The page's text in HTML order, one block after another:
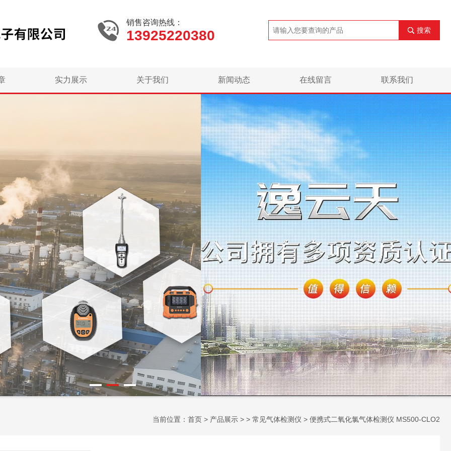
销售咨询热线：
13925220380 搜索
实力展示 关于我们 新闻动态 在线留言 联系我们
当前位置： 首页 > 产品展示 > > 常见气体检测仪 > 便携式二氧化氯气体检测仪 MS500-CLO2